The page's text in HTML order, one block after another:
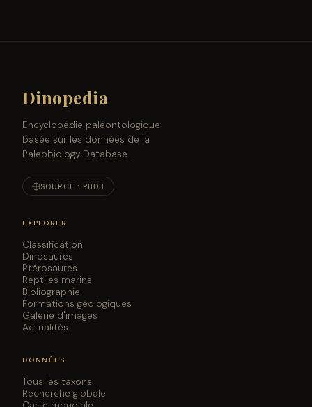
Dinopedia
Encyclopédie paléontologique
basée sur les données de la
Paleobiology Database.
SOURCE : PBDB
EXPLORER
Classification
Dinosaures
Ptérosaures
Reptiles marins
Bibliographie
Formations géologiques
Galerie d'images
Actualités
DONNÉES
Tous les taxons
Recherche globale